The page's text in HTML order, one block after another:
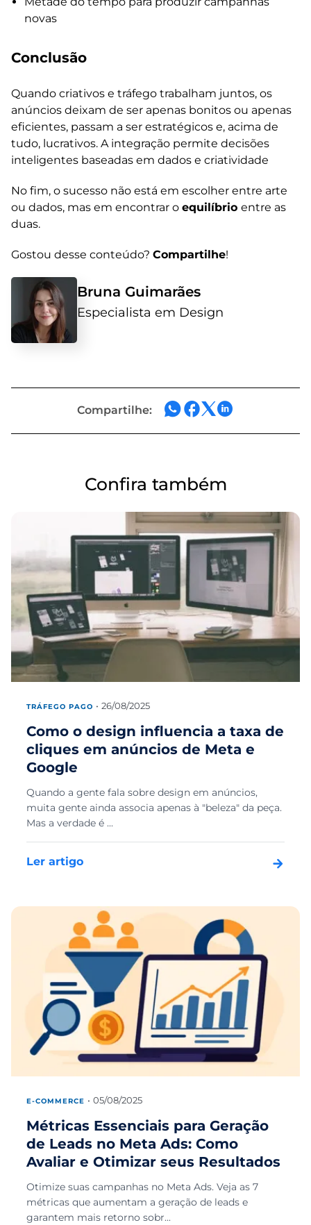
novas
Conclusão
Quando criativos e tráfego trabalham juntos, os
anúncios deixam de ser apenas bonitos ou apenas
eficientes, passam a ser estratégicos e, acima de
tudo, lucrativos. A integração permite decisões
inteligentes baseadas em dados e criatividade
No fim, o sucesso não está em escolher entre arte
ou dados, mas em encontrar o equilíbrio entre as
duas.
Gostou desse conteúdo? Compartilhe!
Bruna Guimarães
Especialista em Design
Compartilhe:
Confira também
TRÁFEGO PAGO 26/08/2025
Como o design influencia a taxa de
cliques em anúncios de Meta e
Google
Quando a gente fala sobre design em anúncios,
muita gente ainda associa apenas à "beleza" da peça.
Mas a verdade é ...
Ler artigo
E-COMMERCE 05/08/2025
Métricas Essenciais para Geração
de Leads no Meta Ads: Como
Avaliar e Otimizar seus Resultados
Otimize suas campanhas no Meta Ads. Veja as 7
métricas que aumentam a geração de leads e
garantem mais retorno sobr...